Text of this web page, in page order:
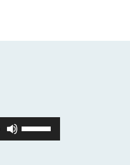
Feu
servir